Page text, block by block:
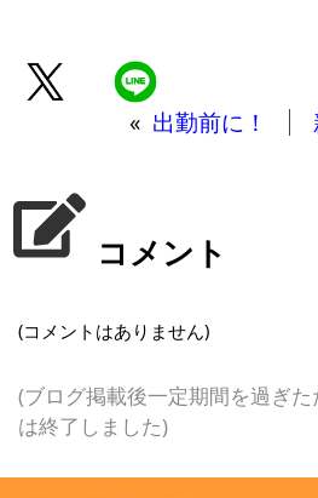
« 出勤前に！
コメント
(コメントはありません)
(ブログ掲載後一定期間を過ぎ
は終了しました)